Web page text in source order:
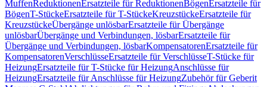
MuffenReduktionenErsatzteile für ReduktionenBögenErsatzteile für
BögenT-StückeErsatzteile für T-StückeKreuzstückeErsatzteile für
KreuzstückeÜbergänge unlösbarErsatzteile für Übergänge
unlösbarÜbergänge und Verbindungen, lösbarErsatzteile für
Übergänge und Verbindungen, lösbarKompensatorenErsatzteile für
KompensatorenVerschlüsseErsatzteile für VerschlüsseT-Stücke für
HeizungErsatzteile für T-Stücke für HeizungAnschlüsse für
HeizungErsatzteile für Anschlüsse für HeizungZubehör für Geberit